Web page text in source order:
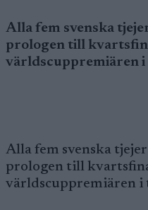
Alla fem svenska
prologen till
världscuppremiären i
Alla fem svenska
prologen till
världscuppremiären i